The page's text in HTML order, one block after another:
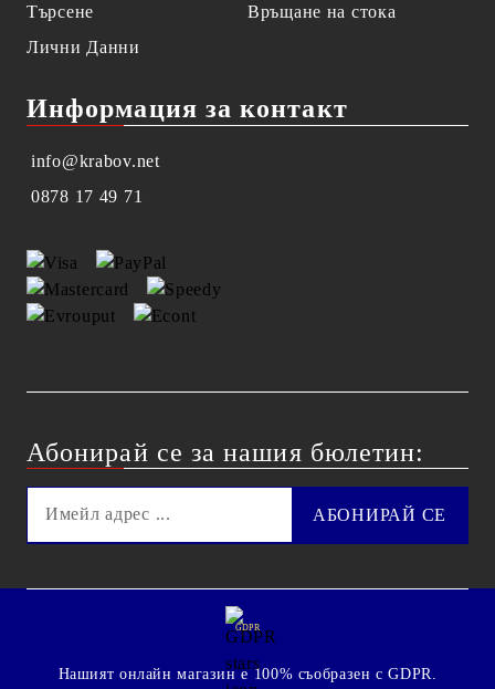
Търсене
Лични Данни
Връщане на стока
Информация за контакт
info@krabov.net
0878 17 49 71
Абонирай се за нашия бюлетин:
GDPR
Нашият онлайн магазин е 100% съобразен с GDPR.